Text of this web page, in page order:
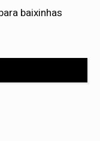
baixinhas